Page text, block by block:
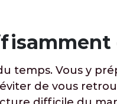
temps. Vous y
de vous